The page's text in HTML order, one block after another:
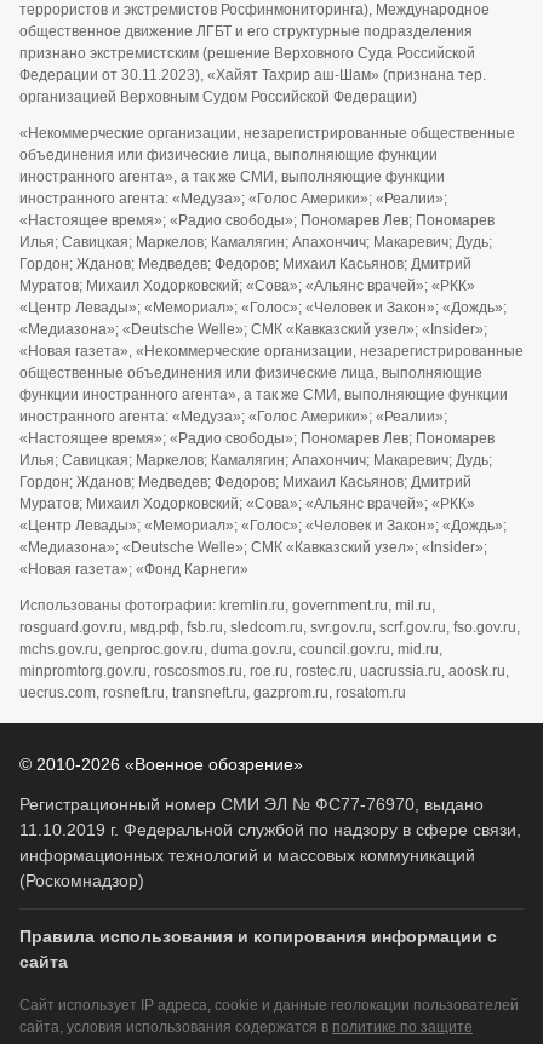
террористов и экстремистов Росфинмониторинга), Международное
общественное движение ЛГБТ и его структурные подразделения
признано экстремистским (решение Верховного Суда Российской
Федерации от 30.11.2023), «Хайят Тахрир аш-Шам» (признана тер.
организацией Верховным Судом Российской Федерации)
«Некоммерческие организации, незарегистрированные общественные
объединения или физические лица, выполняющие функции
иностранного агента», а так же СМИ, выполняющие функции
иностранного агента: «Медуза»; «Голос Америки»; «Реалии»;
«Настоящее время»; «Радио свободы»; Пономарев Лев; Пономарев
Илья; Савицкая; Маркелов; Камалягин; Апахончич; Макаревич; Дудь;
Гордон; Жданов; Медведев; Федоров; Михаил Касьянов; Дмитрий
Муратов; Михаил Ходорковский; «Сова»; «Альянс врачей»; «РКК»
«Центр Левады»; «Мемориал»; «Голос»; «Человек и Закон»; «Дождь»;
«Медиазона»; «Deutsche Welle»; СМК «Кавказский узел»; «Insider»;
«Новая газета», «Некоммерческие организации, незарегистрированные
общественные объединения или физические лица, выполняющие
функции иностранного агента», а так же СМИ, выполняющие функции
иностранного агента: «Медуза»; «Голос Америки»; «Реалии»;
«Настоящее время»; «Радио свободы»; Пономарев Лев; Пономарев
Илья; Савицкая; Маркелов; Камалягин; Апахончич; Макаревич; Дудь;
Гордон; Жданов; Медведев; Федоров; Михаил Касьянов; Дмитрий
Муратов; Михаил Ходорковский; «Сова»; «Альянс врачей»; «РКК»
«Центр Левады»; «Мемориал»; «Голос»; «Человек и Закон»; «Дождь»;
«Медиазона»; «Deutsche Welle»; СМК «Кавказский узел»; «Insider»;
«Новая газета»; «Фонд Карнеги»
Использованы фотографии: kremlin.ru, government.ru, mil.ru,
rosguard.gov.ru, мвд.рф, fsb.ru, sledcom.ru, svr.gov.ru, scrf.gov.ru, fso.gov.ru,
mchs.gov.ru, genproc.gov.ru, duma.gov.ru, council.gov.ru, mid.ru,
minpromtorg.gov.ru, roscosmos.ru, roe.ru, rostec.ru, uacrussia.ru, aoosk.ru,
uecrus.com, rosneft.ru, transneft.ru, gazprom.ru, rosatom.ru
© 2010-2026 «Военное обозрение»
Регистрационный номер СМИ ЭЛ № ФС77-76970, выдано
11.10.2019 г. Федеральной службой по надзору в сфере связи,
информационных технологий и массовых коммуникаций
(Роскомнадзор)
Правила использования и копирования информации с
сайта
Сайт использует IP адреса, cookie и данные геолокации пользователей
сайта, условия использования содержатся в политике по защите